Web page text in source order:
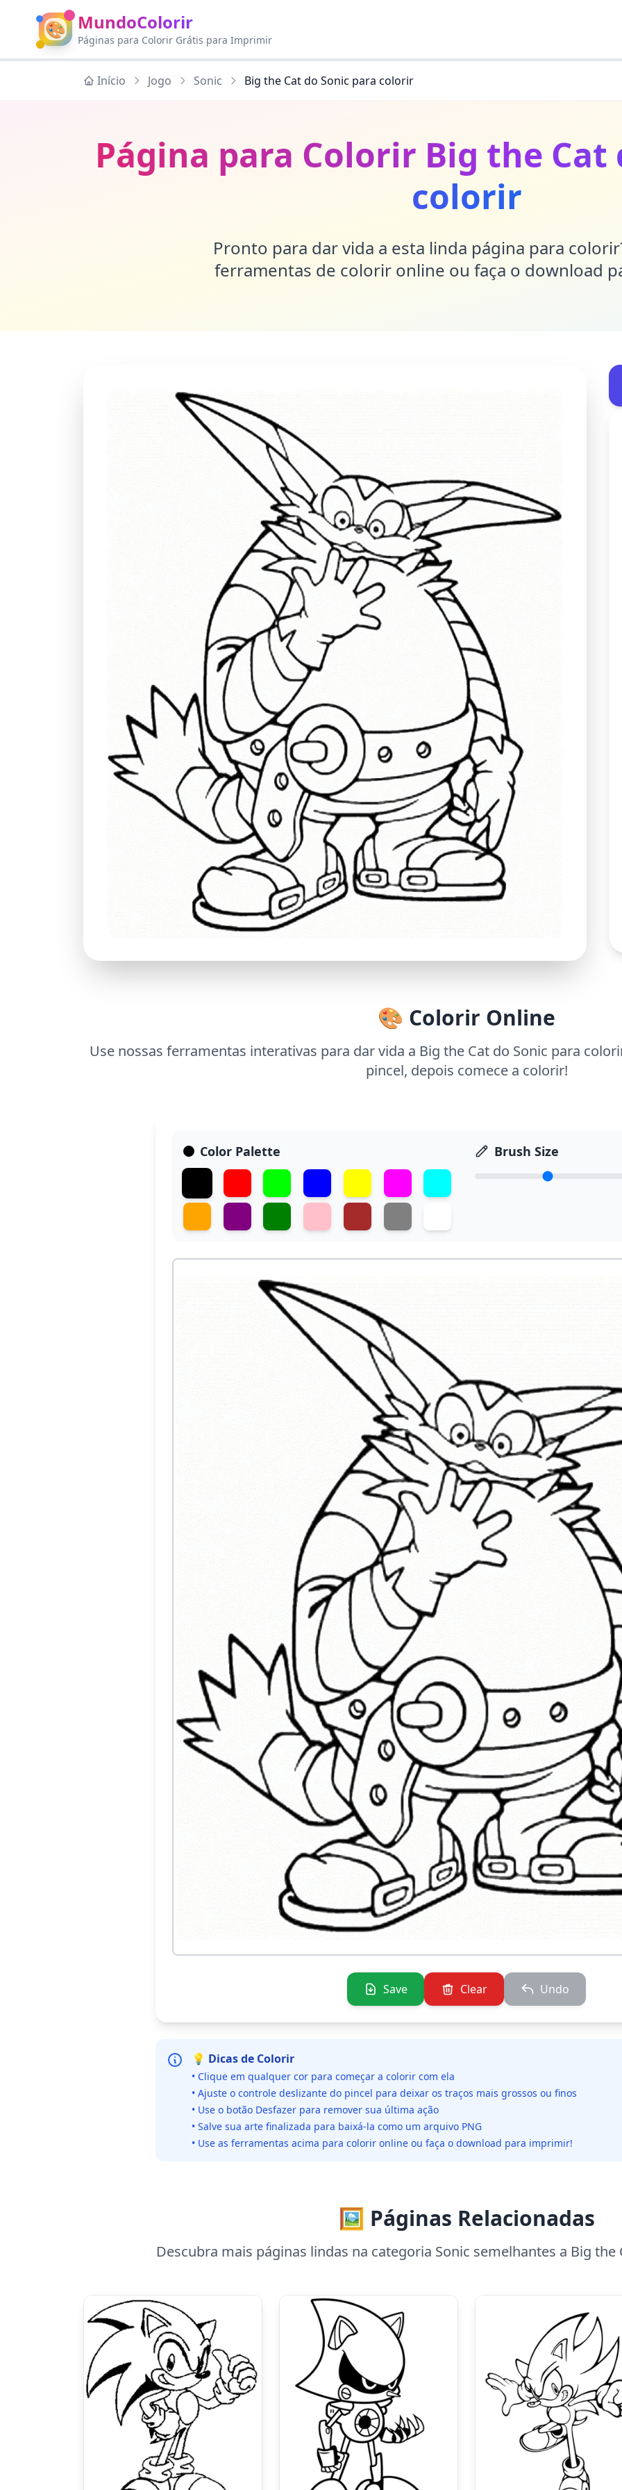
🎨 MundoColorir
Páginas para Colorir Grátis para Imprimir
Início Jogo Sonic Big the Cat do Sonic para colorir
Página para Colorir Big the Cat
colorir
Pronto para dar vida a esta linda página para
ferramentas de colorir online ou faça o download
🎨 Colorir Online
Use nossas ferramentas interativas para dar vida a Big the Cat do Sonic para
pincel, depois comece a colorir!
Color Palette Brush Size
Save Clear Undo
💡 Dicas de Colorir
• Clique em qualquer cor para começar a colorir com ela
• Ajuste o controle deslizante do pincel para deixar os traços mais grossos ou finos
• Use o botão Desfazer para remover sua última ação
• Salve sua arte finalizada para baixá-la como um arquivo PNG
• Use as ferramentas acima para colorir online ou faça o download para imprimir!
🖼️ Páginas Relacionadas
Descubra mais páginas lindas na categoria Sonic semelhantes a Big